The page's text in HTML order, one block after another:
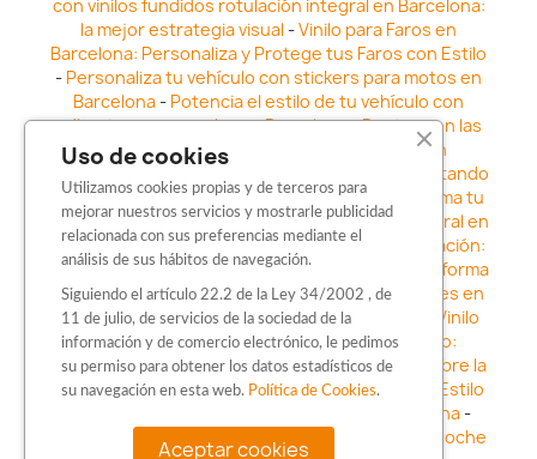
con vinilos fundidos rotulación integral en Barcelona:
la mejor estrategia visual -Vinilo para Faros en
Barcelona: Personaliza y Protege tus Faros con Estilo
- Personaliza tu vehículo con stickers para motos en
Barcelona- Potencia el estilo de tu vehículo con
adhesivos para coche en Barcelona-Destaca en las
calles: Los Mejores stickers para coches en
Vinilo para faros en Barcelona: Resaltando
la Estética y Seguridad del Automóvil- Transforma tu
vehículo con los vinilos fundidos rotulación integral en
Barcelona-Explora la Innovación en Personalización:
Vinilo líquido barbarroja dip en Barcelona
Transforma
tu vehículo con estilo: Kits adhesivos para coches en
Barcelona-Personaliza tu vehículo con estilo: Vinilo
para coche en Barcelona-Destaca con Estilo:
Pegatinas personalizadas en Barcelona -Descubre la
distinción: Los Mejores stickers en Barcelona
Estilo
en movimiento: Sticker para motos en Barcelona-
Personalización sobre ruedas: Adhesivos para coche
Uso de cookies
Utilizamos cookies propias y de terceros para
mejorar nuestros servicios y mostrarle publicidad
relacionada con sus preferencias mediante el
análisis de sus hábitos de navegación.
Siguiendo el artículo 22.2 de la Ley 34/2002 , de
11 de julio, de servicios de la sociedad de la
información y de comercio electrónico, le pedimos
su permiso para obtener los datos estadísticos de
su navegación en esta web. Política de Cookies.
Aceptar cookies